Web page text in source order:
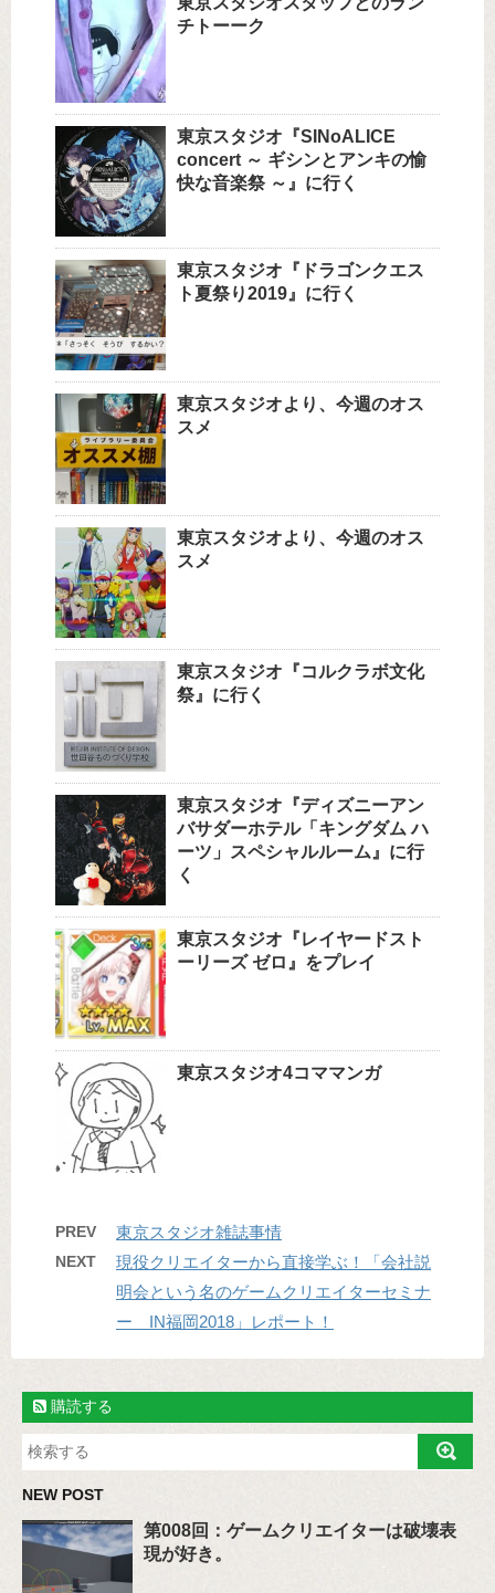
チトーーク
東京スタジオ『SINoALICE
concert ～ ギシンとアンキの愉
快な音楽祭 ～』に行く
東京スタジオ『ドラゴンクエス
ト夏祭り2019』に行く
東京スタジオより、今週のオス
スメ
東京スタジオより、今週のオス
スメ
東京スタジオ『コルクラボ文化
祭』に行く
東京スタジオ『ディズニーアン
バサダーホテル「キングダム ハ
ーツ」スペシャルルーム』に行
く
東京スタジオ『レイヤードスト
ーリーズ ゼロ』をプレイ
東京スタジオ4コママンガ
PREV 東京スタジオ雑誌事情
NEXT
現役クリエイターから直接学ぶ！「会社説
明会という名のゲームクリエイターセミナ
ー IN福岡2018」レポート！
購読する
NEW POST
第008回：ゲームクリエイターは破壊表
現が好き。